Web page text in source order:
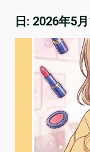
日: 2026年5月